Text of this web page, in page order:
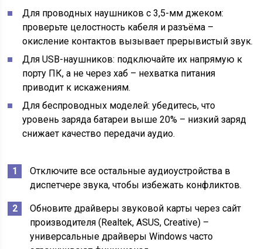
Для проводных наушников с 3,5-мм джеком:
проверьте целостность кабеля и разъёма –
окисление контактов вызывает прерывистый звук.
Для USB-наушников: подключайте их напрямую к
порту ПК, а не через хаб – нехватка питания
приводит к искажениям.
Для беспроводных моделей: убедитесь, что
уровень заряда батареи выше 20% – низкий заряд
снижает качество передачи аудио.
Отключите все остальные аудиоустройства в
диспетчере звука, чтобы избежать конфликтов.
Обновите драйверы звуковой карты через сайт
производителя (Realtek, ASUS, Creative) –
универсальные драйверы Windows часто